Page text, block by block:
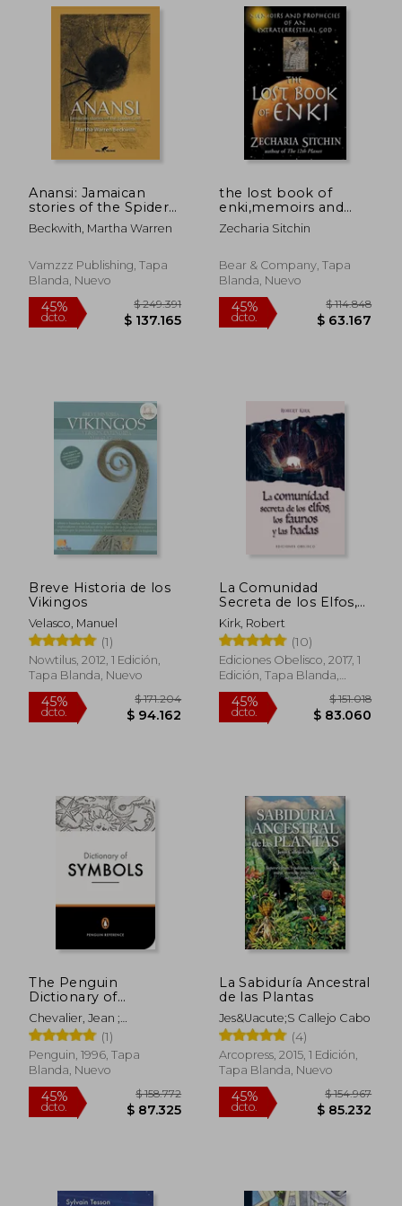
$ 120.900
45%
dcto. $
Anansi: Jamaican
stories of the Spider
God (en Inglés)
Beckwith, Martha Warren
Vamzzz Publishing, Tapa
Blanda, Nuevo
$ 137.165
the lost book of
enki,memoirs and
prophecies of an
extraterrestrial god
Zecharia Sitchin
Bear & Company, Tapa
Blanda, Nuevo
45%
dcto.
Breve Historia de los
Vikingos
Velasco, Manuel
(1)
Nowtilus, 2012, 1 Edición,
Tapa Blanda, Nuevo
La Comunidad
Secreta de los Elfos,
los Faunos y las
Hadas
Kirk, Robert
(10)
Ediciones Obelisco, 2017, 1
Edición, Tapa Blanda,
Nuevo
The Penguin
Dictionary of
Symbols (Penguin
Dictionaries) (en
Inglés)
Chevalier, Jean ;
Gheerbrant, Alain ;
Buchanan-Brown, John
(1)
Penguin, 1996, Tapa
Blanda, Nuevo
La Sabiduría Ancestral
de las Plantas
Jes&Uacute;S Callejo Cabo
(4)
Arcopress, 2015, 1 Edición,
Tapa Blanda, Nuevo